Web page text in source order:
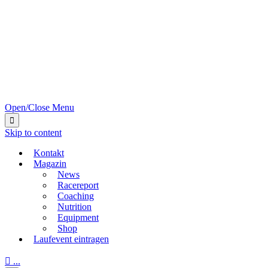
Open/Close Menu

Skip to content
Kontakt
Magazin
News
Racereport
Coaching
Nutrition
Equipment
Shop
Laufevent eintragen
 ...